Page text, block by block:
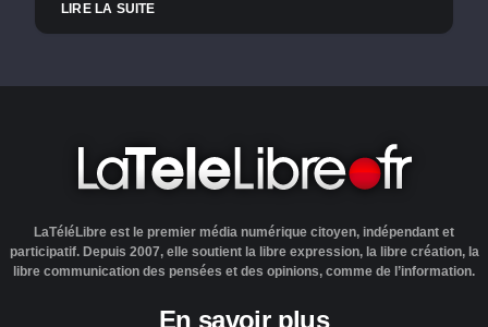
LIRE LA SUITE
LaTéléLibre est le premier média numérique citoyen, indépendant et
participatif. Depuis 2007, elle soutient la libre expression, la libre création, la
libre communication des pensées et des opinions, comme de l’information.
En savoir plus